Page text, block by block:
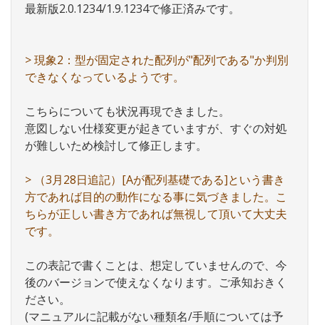
最新版2.0.1234/1.9.1234で修正済みです。
> 現象2：型が固定された配列が"配列である"か判別
できなくなっているようです。
こちらについても状況再現できました。
意図しない仕様変更が起きていますが、すぐの対処
が難しいため検討して修正します。
> （3月28日追記）[Aが配列基礎である]という書き
方であれば目的の動作になる事に気づきました。こ
ちらが正しい書き方であれば無視して頂いて大丈夫
です。
この表記で書くことは、想定していませんので、今
後のバージョンで使えなくなります。ご承知おきく
ださい。
(マニュアルに記載がない種類名/手順については予